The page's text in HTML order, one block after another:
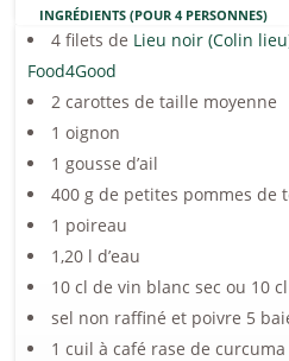
INGRÉDIENTS (POUR 4 PERSONNES)
4 filets de Lieu noir (Colin
Food4Good
2 carottes de taille moyenne
1 oignon
1 gousse d’ail
400 g de petites pommes de
1 poireau
1,20 l d’eau
10 cl de vin blanc sec ou 10
sel non raffiné et poivre 5
1 cuil à café rase de